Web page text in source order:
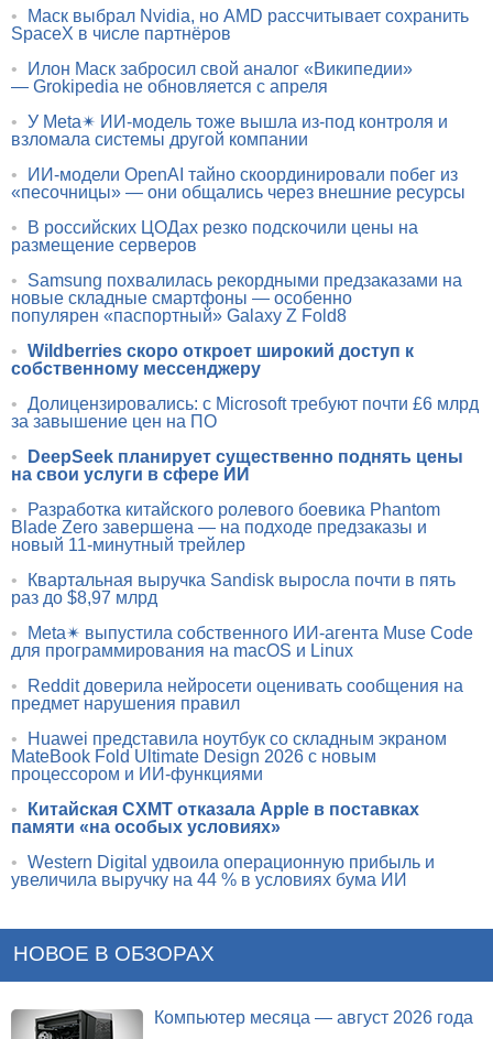
•
Маск выбрал Nvidia, но AMD рассчитывает сохранить
SpaceX в числе партнёров
•
Илон Маск забросил свой аналог «Википедии»
— Grokipedia не обновляется с апреля
• У Meta✴ ИИ-модель тоже вышла из-под контроля и
взломала системы другой компании
•
ИИ-модели OpenAI тайно скоординировали побег из
«песочницы» — они общались через внешние ресурсы
•
В российских ЦОДах резко подскочили цены на
размещение серверов
•
Samsung похвалилась рекордными предзаказами на
новые складные смартфоны — особенно
популярен «паспортный» Galaxy Z Fold8
• Wildberries скоро откроет широкий доступ к
собственному мессенджеру
• Долицензировались: с Microsoft требуют почти £6 млрд
за завышение цен на ПО
•
DeepSeek планирует существенно поднять цены
на свои услуги в сфере ИИ
•
Разработка китайского ролевого боевика Phantom
Blade Zero завершена — на подходе предзаказы и
новый 11-минутный трейлер
•
Квартальная выручка Sandisk выросла почти в пять
раз до $8,97 млрд
•
Meta✴ выпустила собственного ИИ-агента Muse Code
для программирования на macOS и Linux
•
Reddit доверила нейросети оценивать сообщения на
предмет нарушения правил
•
Huawei представила ноутбук со складным экраном
MateBook Fold Ultimate Design 2026 с новым
процессором и ИИ-функциями
•
Китайская CXMT отказала Apple в поставках
памяти «на особых условиях»
• Western Digital удвоила операционную прибыль и
увеличила выручку на 44 % в условиях бума ИИ
НОВОЕ В ОБЗОРАХ
Компьютер месяца — август 2026 года